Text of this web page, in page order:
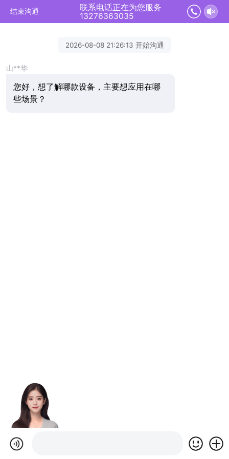
结束沟通
联系电话正在为您服务
13276363035
2026-08-08 21:26:13 开始沟通
山**华
您好，想了解哪款设备，主要想应用在哪
些场景？